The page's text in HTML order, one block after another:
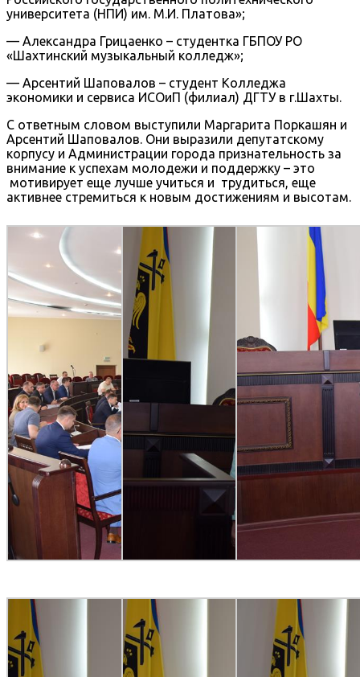
университета (НПИ) им. М.И. Платова»;
— Александра Грицаенко – студентка ГБПОУ РО
«Шахтинский музыкальный колледж»;
— Арсентий Шаповалов – студент Колледжа
экономики и сервиса ИСОиП (филиал) ДГТУ в г.Шахты.
С ответным словом выступили Маргарита Поркашян и
Арсентий Шаповалов. Они выразили депутатскому
корпусу и Администрации города признательность за
внимание к успехам молодежи и поддержку – это
мотивирует еще лучше учиться и трудиться, еще
активнее стремиться к новым достижениям и высотам.